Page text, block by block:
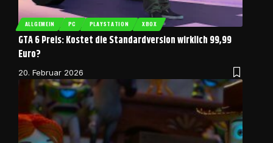
ALLGEMEIN PC PLAYSTATION XBOX
GTA 6 Preis: Kostet die Standardversion wirklich 99,99
Euro?
20. Februar 2026